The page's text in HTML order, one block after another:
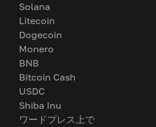
Solana
Litecoin
Dogecoin
Monero
BNB
Bitcoin Cash
USDC
Shiba Inu
ワードプレス上で